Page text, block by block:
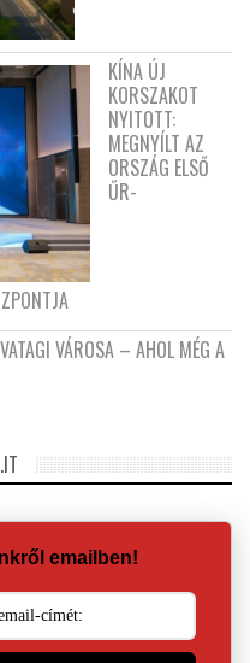
KÍNA ÚJ
KORSZAKOT
NYITOTT:
MEGNYÍLT AZ
ORSZÁG ELSŐ
ŰR-
VÁROSA – AHOL MÉG A
emailben!